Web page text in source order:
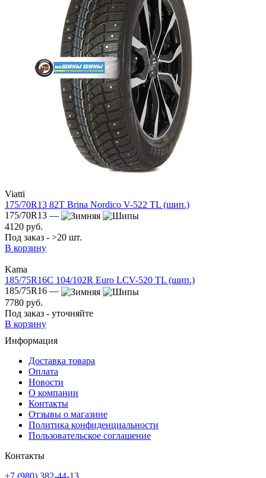
Viatti
175/70R13 82T Brina Nordico V-522 TL (шип.)
175/70R13 —
4120 руб.
Под заказ - >20 шт.
В корзину
Kama
185/75R16C 104/102R Euro LCV-520 TL (шип.)
185/75R16 —
7780 руб.
Под заказ - уточняйте
В корзину
Информация
Доставка товара
Оплата
Новости
О компании
Контакты
Отзывы о магазине
Политика конфиденциальности
Пользовательское соглашение
Контакты
+7 (980) 382-44-13